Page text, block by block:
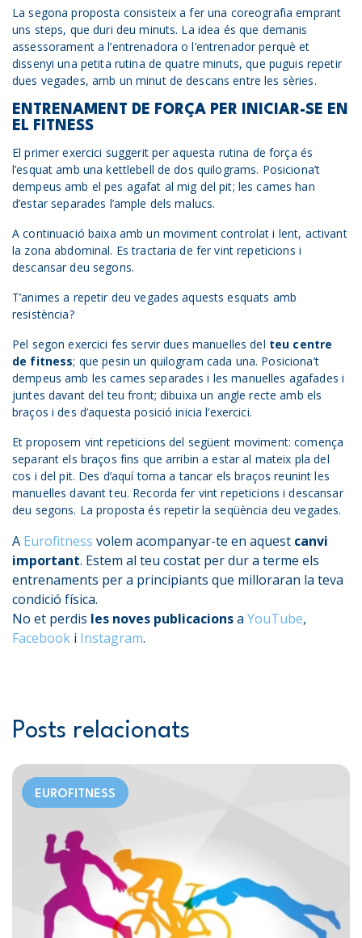
La segona proposta consisteix a fer una coreografia emprant
uns steps, que duri deu minuts. La idea és que demanis
assessorament a l’entrenadora o l’entrenador perquè et
dissenyi una petita rutina de quatre minuts, que puguis repetir
dues vegades, amb un minut de descans entre les sèries.
ENTRENAMENT DE FORÇA PER INICIAR-SE EN
EL FITNESS
El primer exercici suggerit per aquesta rutina de força és
l’esquat amb una kettlebell de dos quilograms. Posiciona’t
dempeus amb el pes agafat al mig del pit; les cames han
d’estar separades l’ample dels malucs.
A continuació baixa amb un moviment controlat i lent, activant
la zona abdominal. Es tractaria de fer vint repeticions i
descansar deu segons.
T’animes a repetir deu vegades aquests esquats amb
resistència?
Pel segon exercici fes servir dues manuelles del teu centre
de fitness; que pesin un quilogram cada una. Posiciona’t
dempeus amb les cames separades i les manuelles agafades i
juntes davant del teu front; dibuixa un angle recte amb els
braços i des d’aquesta posició inicia l’exercici.
Et proposem vint repeticions del següent moviment: comença
separant els braços fins que arribin a estar al mateix pla del
cos i del pit. Des d’aquí torna a tancar els braços reunint les
manuelles davant teu. Recorda fer vint repeticions i descansar
deu segons. La proposta és repetir la seqüència deu vegades.
A Eurofitness volem acompanyar-te en aquest canvi
important. Estem al teu costat per dur a terme els
entrenaments per a principiants que milloraran la teva
condició física.
No et perdis les noves publicacionsa YouTube,
Facebook i Instagram.
Posts relacionats
EUROFITNESS